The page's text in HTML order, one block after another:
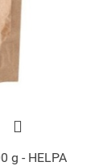
g - HELPA